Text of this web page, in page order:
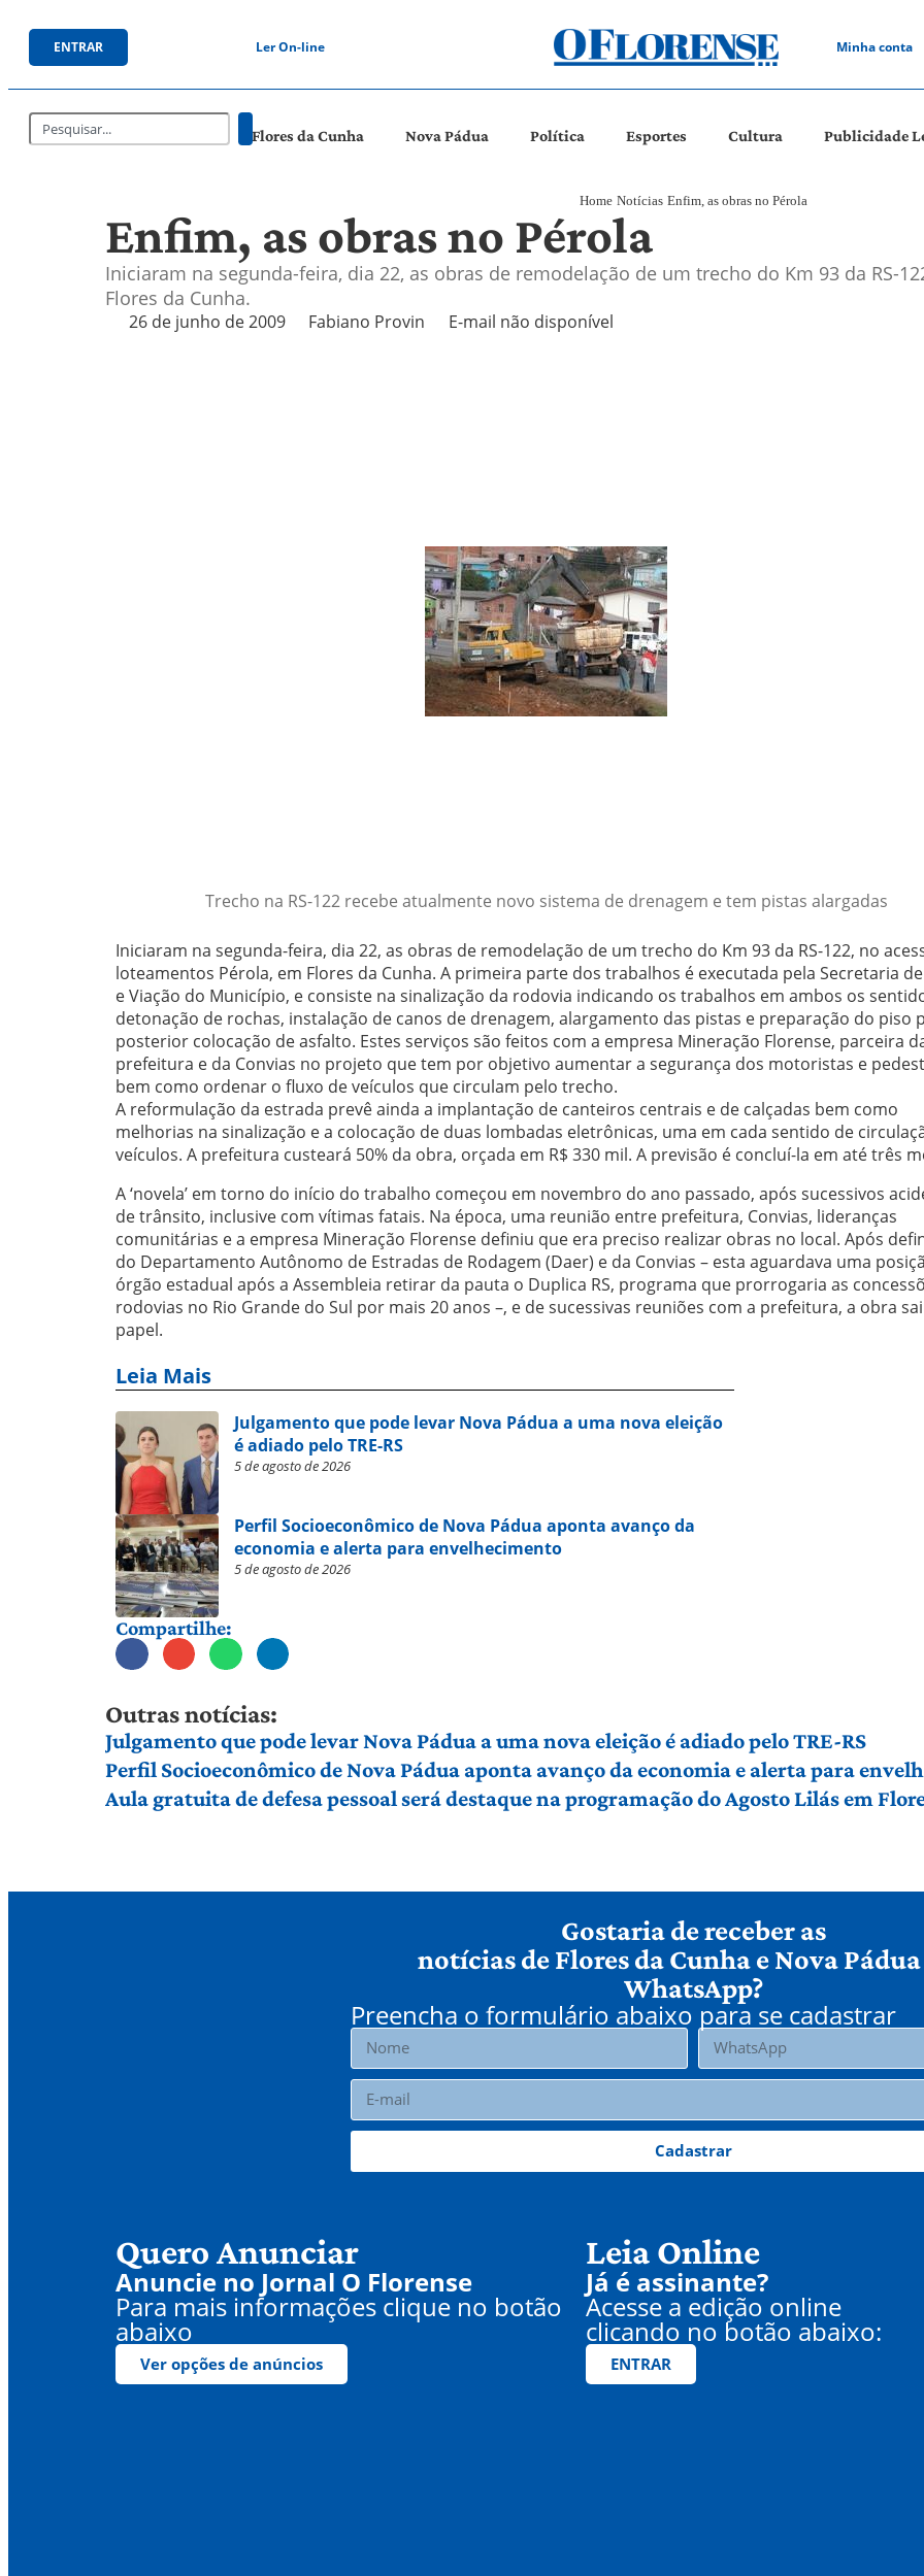
ENTRAR Ler On-line Minha conta
Flores da Cunha Nova Pádua Política Esportes Cultura Publicidade
Home Notícias Enfim, as obras no Pérola
Enfim, as obras no Pérola
Iniciaram na segunda-feira, dia 22, as obras de remodelação de um trecho do Km 93 da RS-
Flores da Cunha.
26 de junho de 2009 Fabiano Provin E-mail não disponível
Trecho na RS-122 recebe atualmente novo sistema de drenagem e tem pistas alargadas
Iniciaram na segunda-feira, dia 22, as obras de remodelação de um trecho do Km 93 da RS-122, no
loteamentos Pérola, em Flores da Cunha. A primeira parte dos trabalhos é executada pela Secretaria
e Viação do Município, e consiste na sinalização da rodovia indicando os trabalhos em ambos os
detonação de rochas, instalação de canos de drenagem, alargamento das pistas e preparação do piso
posterior colocação de asfalto. Estes serviços são feitos com a empresa Mineração Florense, parceira
prefeitura e da Convias no projeto que tem por objetivo aumentar a segurança dos motoristas e
bem como ordenar o fluxo de veículos que circulam pelo trecho.
A reformulação da estrada prevê ainda a implantação de canteiros centrais e de calçadas bem como
melhorias na sinalização e a colocação de duas lombadas eletrônicas, uma em cada sentido de
veículos. A prefeitura custeará 50% da obra, orçada em R$ 330 mil. A previsão é concluí-la em até três
A ‘novela’ em torno do início do trabalho começou em novembro do ano passado, após sucessivos
de trânsito, inclusive com vítimas fatais. Na época, uma reunião entre prefeitura, Convias, lideranças
comunitárias e a empresa Mineração Florense definiu que era preciso realizar obras no local. Após
do Departamento Autônomo de Estradas de Rodagem (Daer) e da Convias – esta aguardava uma
órgão estadual após a Assembleia retirar da pauta o Duplica RS, programa que prorrogaria as
rodovias no Rio Grande do Sul por mais 20 anos –, e de sucessivas reuniões com a prefeitura, a obra
papel.
Leia Mais
Julgamento que pode levar Nova Pádua a uma nova eleição
é adiado pelo TRE-RS
5 de agosto de 2026
Perfil Socioeconômico de Nova Pádua aponta avanço da
economia e alerta para envelhecimento
5 de agosto de 2026
Compartilhe:
Outras notícias:
Julgamento que pode levar Nova Pádua a uma nova eleição é adiado pelo TRE-RS
Perfil Socioeconômico de Nova Pádua aponta avanço da economia e alerta para
Aula gratuita de defesa pessoal será destaque na programação do Agosto Lilás em
Gostaria de receber as
notícias de Flores da Cunha e Nova
WhatsApp?
Preencha o formulário abaixo para se cadastrar
Cadastrar
Quero Anunciar
Anuncie no Jornal O Florense
Para mais informações clique no botão
abaixo
Ver opções de anúncios
Leia Online
Já é assinante?
Acesse a edição online
clicando no botão abaixo:
ENTRAR